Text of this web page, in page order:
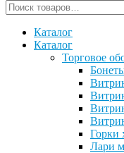
Каталог
Каталог
Торговое
Горки
Лари